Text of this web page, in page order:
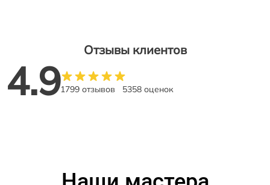
Отзывы клиентов
4.91799 отзывов 5358 оценок